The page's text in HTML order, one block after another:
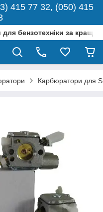
415 77 32, (050) 415
бензотехніки за
Карбюратори для